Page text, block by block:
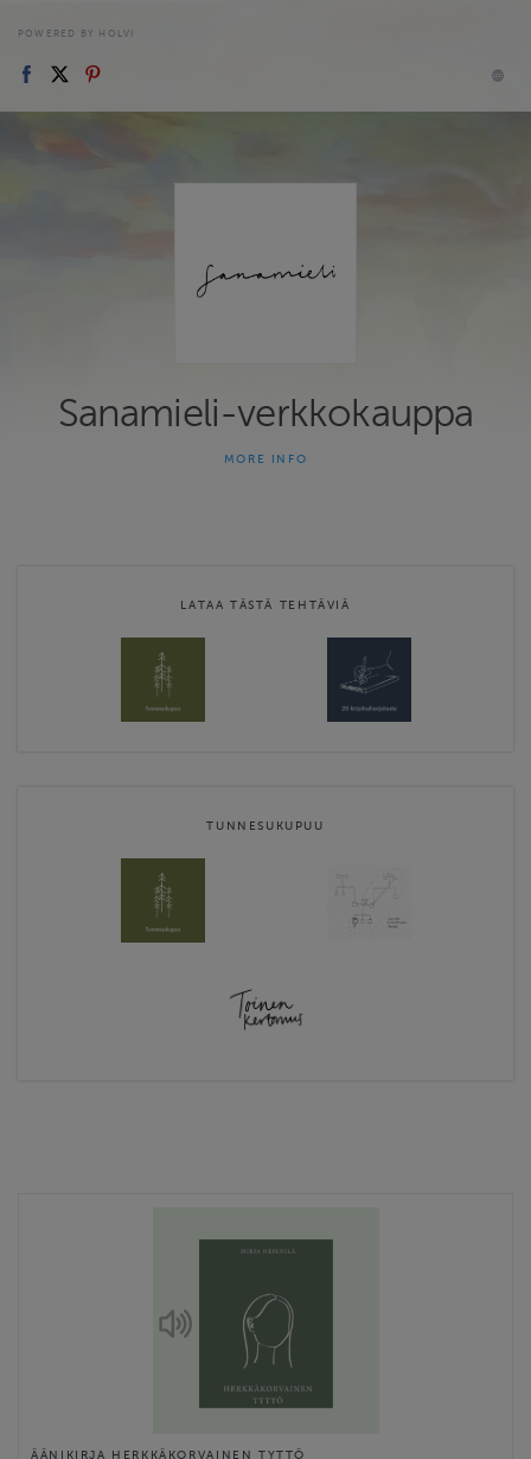
POWERED BY HOLVI
Sanamieli-verkkokauppa
https://www.sanamieli.fi/
mirja.heikkila@mielekas.com
MORE INFO
LATAA TÄSTÄ TEHTÄVIÄ
TUNNESUKUPUU
ÄÄNIKIRJA HERKKÄKORVAINEN TYTTÖ